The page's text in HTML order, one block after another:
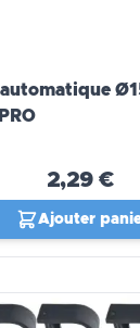
automatique
2,29 €
Ajouter